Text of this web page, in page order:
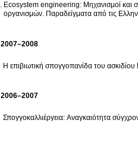
Ecosystem engineering: Μηχανισμοί και
οργανισμών. Παραδείγματα από τις
2007–2008
Η επιβιωτική σπογγοπανίδα του
2006–2007
Σπογγοκαλλιέργεια: Αναγκαιότητα